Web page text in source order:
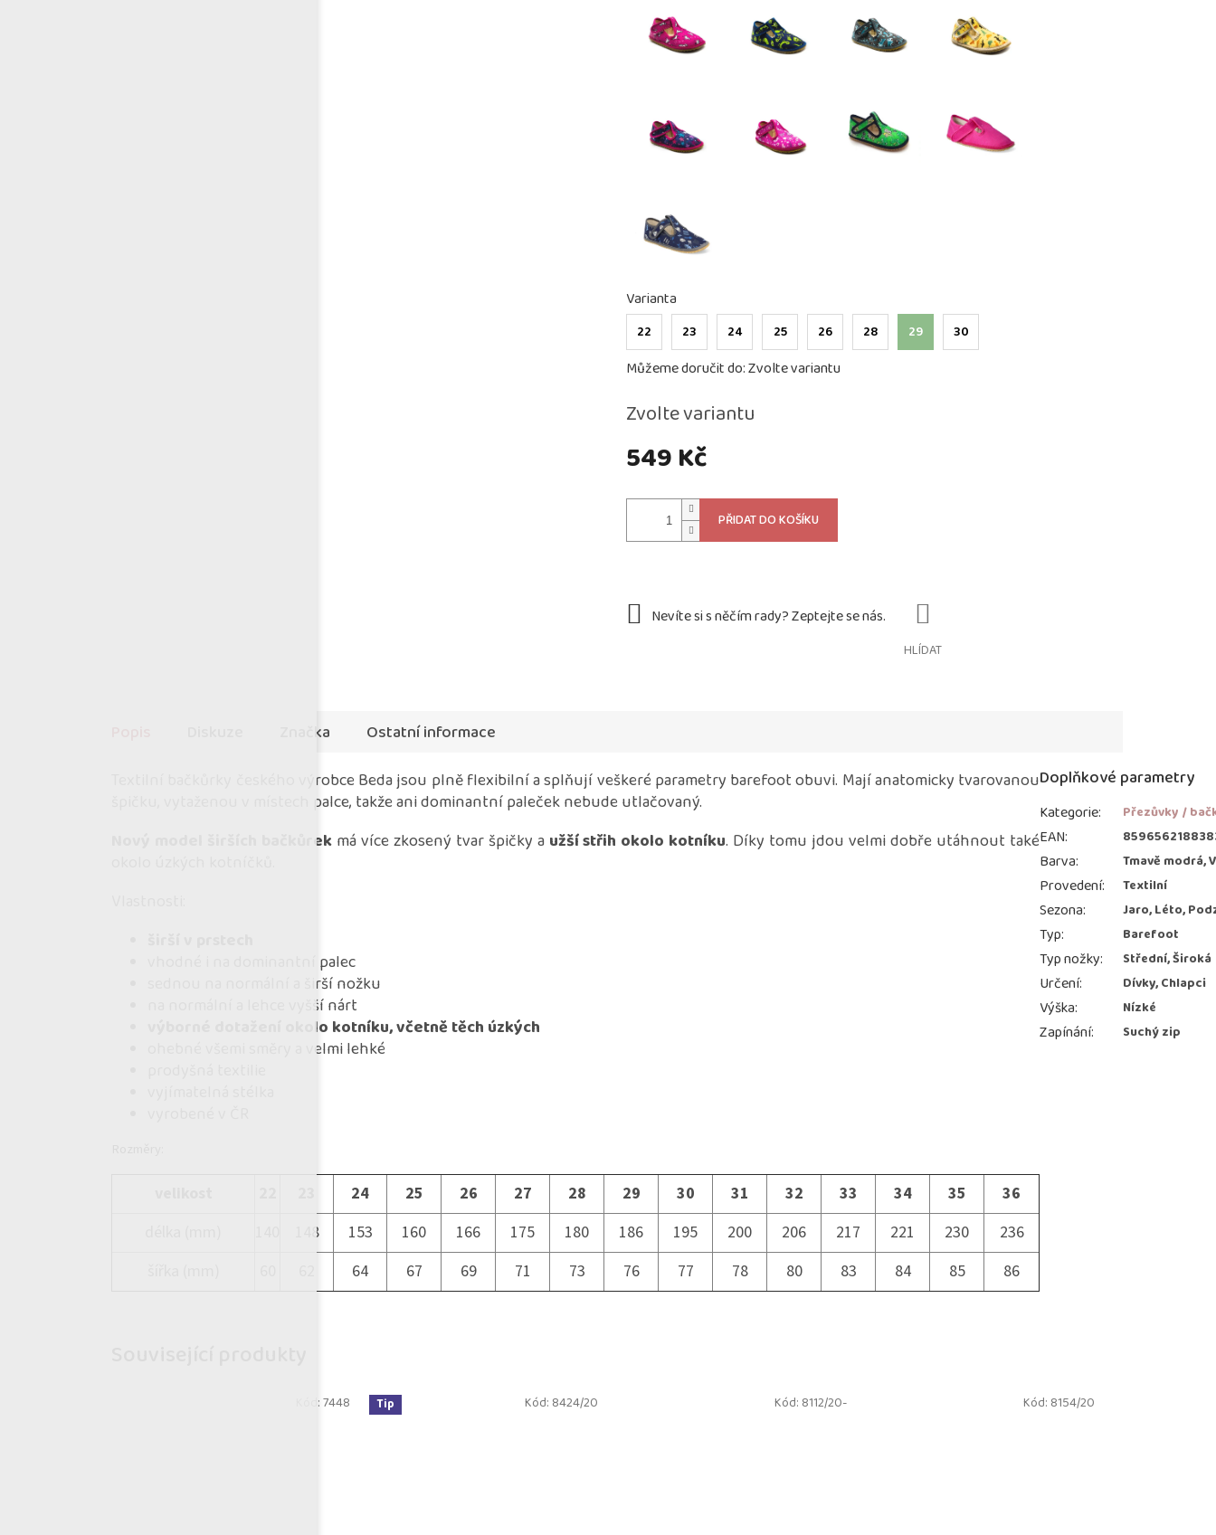
549 Kč
cena:
Zvolte variantu
Varianta
22 23 24 25 26 28 29 30
Můžeme doručit do:Zvolte variantu
PŘIDAT DO KOŠÍKU
HLÍDAT
Kód:7448 Tip Kód: 8424/20 Kód: 8112/20- Kód: 8154/20
Značka
Ostatní informace
Textilní bačkůrky českého výrobce Beda jsou plně flexibilní a splňují veškeré parametry barefoot obuvi. Mají anatomicky tvarovanou
špičku, vytaženou v místech palce, takže ani dominantní paleček nebude utlačovaný.
Nový model širších bačkůrekmá více zkosený tvar špičky a užší střih okolo kotníku. Díky tomu jdou velmi dobře utáhnout také
vhodné i na dominantní palec
sednou na normální a širší nožku
na normální a lehce vyšší nárt
výborné dotažení okolo kotníku, včetně těch úzkých
ohebné všemi směry a velmi lehké
24 25 26 27 28 29 30 31 32 33 34 35
36
148 153 160 166 175 180 186 195 200 206 217 221 230
236
64 67 69 71 73 76 77 78 80 83 84 85 86
Doplňkové parametry
Kategorie: Přezůvky /
EAN:
Barva: Tmavě modrá,
Provedení: Textilní
Sezona: Jaro, Léto,
Typ: Barefoot
Typ nožky: Střední, Široká
Určení: Dívky, Chlapci
Výška: Nízké
Zapínání: Suchý zip